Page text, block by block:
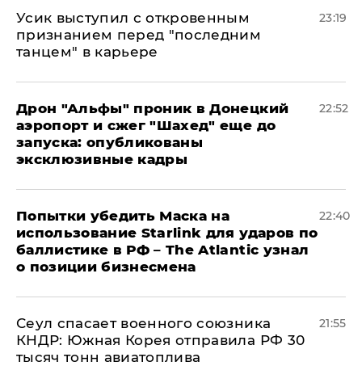
Усик выступил с откровенным
признанием перед "последним
танцем" в карьере
23:19
Дрон "Альфы" проник в Донецкий
аэропорт и сжег "Шахед" еще до
запуска: опубликованы
эксклюзивные кадры
22:52
Попытки убедить Маска на
использование Starlink для ударов по
баллистике в РФ – The Atlantic узнал
о позиции бизнесмена
22:40
​Сеул спасает военного союзника
КНДР: Южная Корея отправила РФ 30
тысяч тонн авиатоплива
21:55